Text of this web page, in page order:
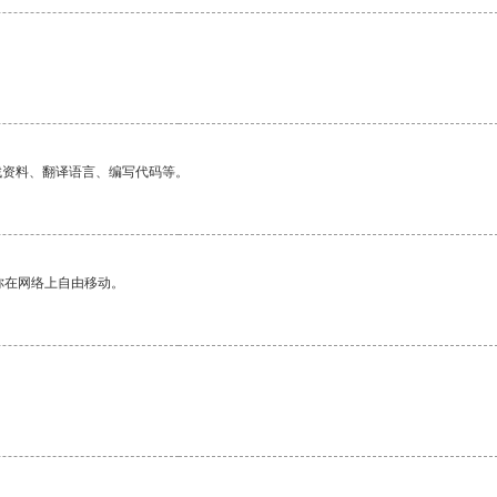
料、翻译语言、编写代码等。
网络上自由移动。